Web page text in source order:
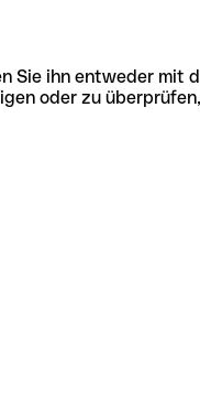
Sie ihn entweder
oder zu